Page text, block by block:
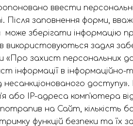
ввести
Після заповнення форми,
зберігати інформацію
використовуються задля
«Про захист персональних
інформації в
несанкціонованого
або IP-адреса комп’ютера
потрапив на Сайт,
функцій безпеки та їх